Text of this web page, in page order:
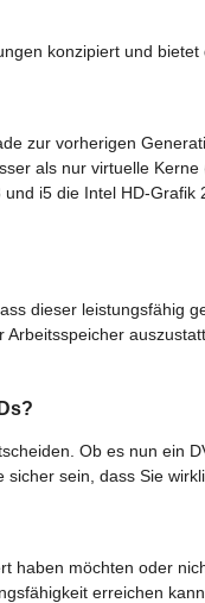
konzipiert und
zur vorherigen
als nur virtuelle
i5 die Intel HD-
dieser leistungsfähig
Ob es nun ein
sein, dass Sie
haben möchten oder
erreichen